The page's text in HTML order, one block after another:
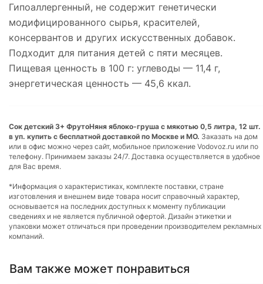
Гипоаллергенный, не содержит генетически
модифицированного сырья, красителей,
консервантов и других искусственных добавок.
Подходит для питания детей с пяти месяцев.
Пищевая ценность в 100 г: углеводы — 11,4 г,
энергетическая ценность — 45,6 ккал.
Сок детский 3+ ФрутоНяня яблоко-груша с мякотью 0,5 литра, 12 шт.
в уп. купить с бесплатной доставкой по Москве и МО. Заказать на дом
или в офис можно через сайт, мобильное приложение Vodovoz.ru или по
телефону. Принимаем заказы 24/7. Доставка осуществляется в удобное
для Вас время.
*Информация о характеристиках, комплекте поставки, стране
изготовления и внешнем виде товара носит справочный характер,
основывается на последних доступных к моменту публикации
сведениях и не является публичной офертой. Дизайн этикетки и
упаковки может отличаться при проведении производителем рекламных
компаний.
Вам также может понравиться